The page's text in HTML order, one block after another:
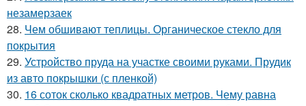
незамерзаек
28. Чем обшивают теплицы. Органическое стекло для
покрытия
29. Устройство пруда на участке своими руками. Прудик
из авто покрышки (с пленкой)
30. 16 соток сколько квадратных метров. Чему равна